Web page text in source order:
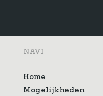
NAVI
Home
Mogelijkheden